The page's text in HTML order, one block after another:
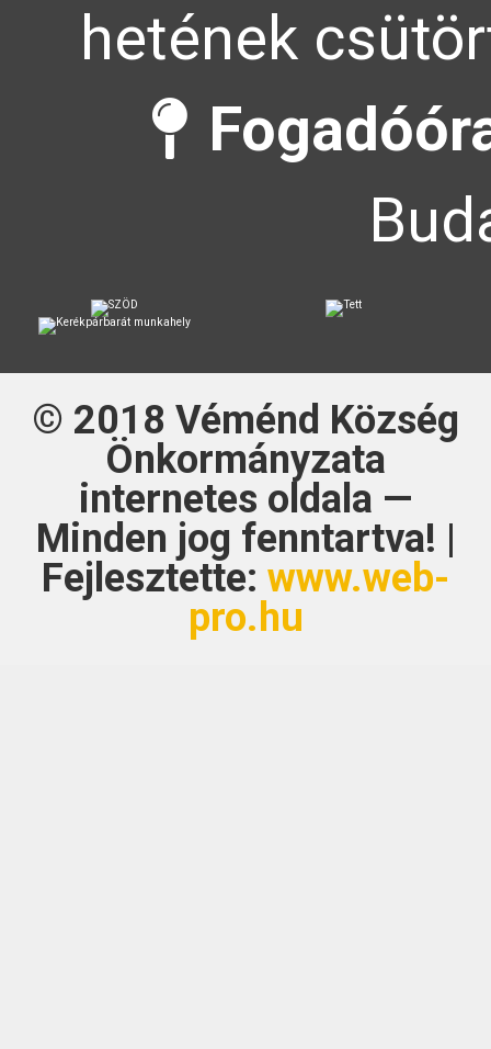
hetének
© 2018 Véménd Község
Önkormányzata
internetes oldala —
Minden jog fenntartva! |
Fejlesztette: www.web-
pro.hu